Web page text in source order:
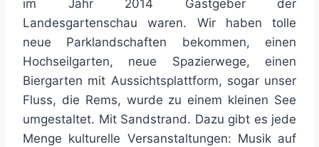
im Jahr 2014 Gastgeber der
Landesgartenschau waren. Wir haben tolle
neue Parklandschaften bekommen, einen
Hochseilgarten, neue Spazierwege, einen
Biergarten mit Aussichtsplattform, sogar unser
Fluss, die Rems, wurde zu einem kleinen See
umgestaltet. Mit Sandstrand. Dazu gibt es jede
Menge kulturelle Versanstaltungen: Musik auf